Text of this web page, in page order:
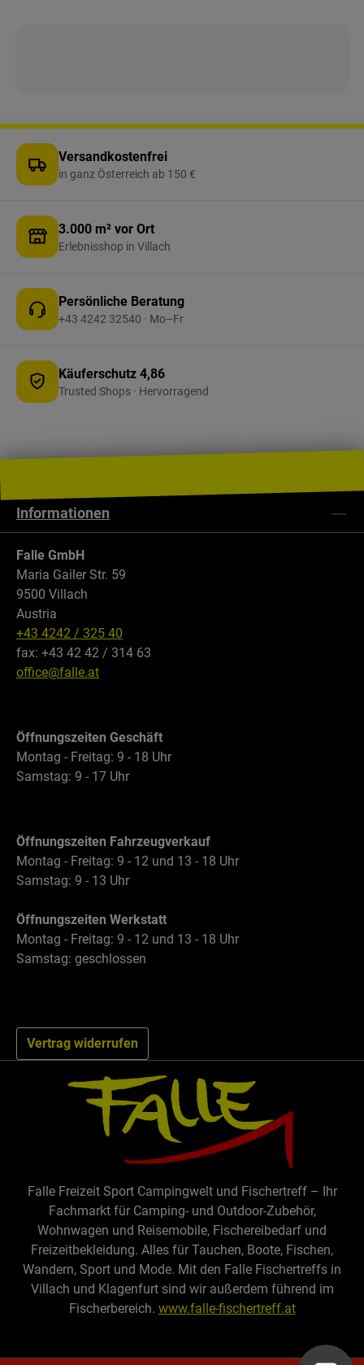
Versandkostenfrei
in ganz Österreich ab 150 €
3.000 m² vor Ort
Erlebnisshop in Villach
Persönliche Beratung
+43 4242 32540 · Mo–Fr
Käuferschutz 4,86
Trusted Shops · Hervorragend
Falle GmbH
Maria Gailer Str. 59
9500 Villach
Austria
+43 4242 / 325 40
fax: +43 42 42 / 314 63
office@falle.at
Öffnungszeiten Geschäft
Montag - Freitag: 9 - 18 Uhr
Samstag: 9 - 17 Uhr
Öffnungszeiten Fahrzeugverkauf
Montag - Freitag: 9 - 12 und 13 - 18 Uhr
Samstag: 9 - 13 Uhr
Öffnungszeiten Werkstatt
Montag - Freitag: 9 - 12 und 13 - 18 Uhr
Samstag: geschlossen
Vertrag widerrufen
Informationen
Falle Freizeit Sport Campingwelt und Fischertreff – Ihr
Fachmarkt für Camping- und Outdoor-Zubehör,
Wohnwagen und Reisemobile, Fischereibedarf und
Freizeitbekleidung. Alles für Tauchen, Boote, Fischen,
Wandern, Sport und Mode. Mit den Falle Fischertreffs in
Villach und Klagenfurt sind wir außerdem führend im
Fischerbereich. www.falle-fischertreff.at